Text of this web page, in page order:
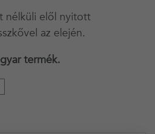
nélküli elől nyitott
az elején.
termék.